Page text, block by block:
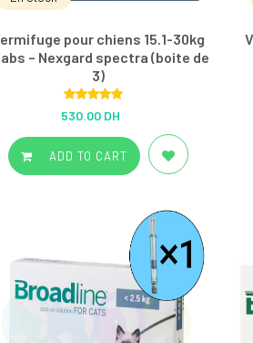
pour chiens 15.1-30kg
– Nexgard spectra (boite de
3)
Rated 5.00
out of 5
530.00 DH
ADD TO CART